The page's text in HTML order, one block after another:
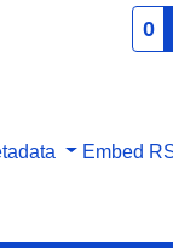
0
Embed